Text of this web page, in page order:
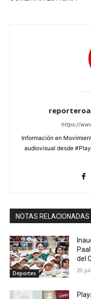
https://
Información en
audiovisual desde
NOTAS RELACIONADAS
Deportes
del
20